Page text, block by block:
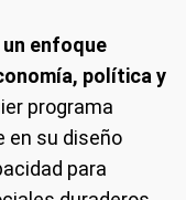
enfoque
política y
programa
en su diseño
para